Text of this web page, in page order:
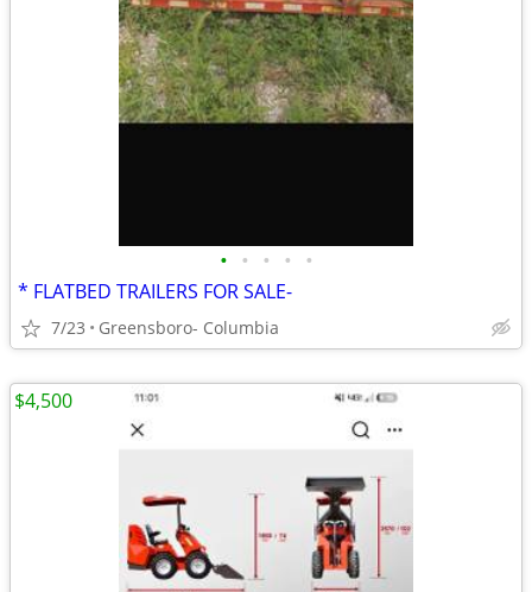
• • • • •
* FLATBED TRAILERS FOR SALE-
7/23 Greensboro- Columbia
$4,500